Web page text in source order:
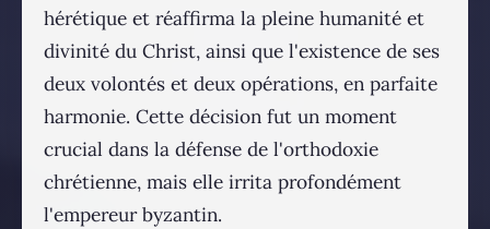
hérétique et réaffirma la pleine humanité et
divinité du Christ, ainsi que l'existence de ses
deux volontés et deux opérations, en parfaite
harmonie. Cette décision fut un moment
crucial dans la défense de l'orthodoxie
chrétienne, mais elle irrita profondément
l'empereur byzantin.